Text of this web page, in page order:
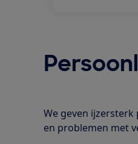
We geven
en problemen met